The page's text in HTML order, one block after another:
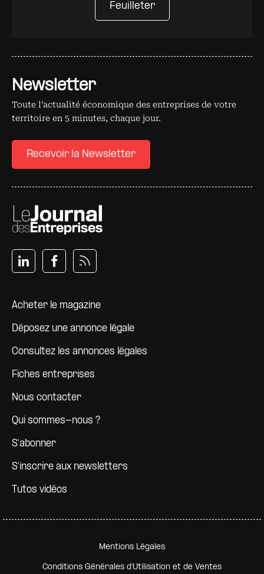
Newsletter
Toute l’actualité économique des entreprises de votre
territoire en 5 minutes, chaque jour.
Recevoir la Newsletter
Pied de page
Acheter le magazine
Déposez une annonce légale
Consultez les annonces légales
Fiches entreprises
Nous contacter
Qui sommes-nous ?
S'abonner
S'inscrire aux newsletters
Tutos vidéos
Feuilleter
Pied de page secondaire
Mentions Légales
Conditions Générales d'Utilisation et de Ventes